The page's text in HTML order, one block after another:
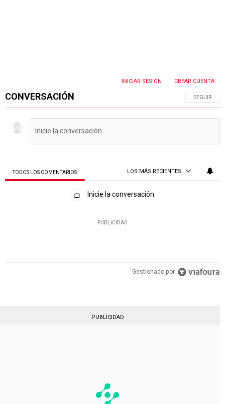
CONVERSACIÓN SIGA ESTA
SEGUIR
INICIAR SESIÓN | CREAR CUENTA
TODOS LOS COMENTARIOS LOS MÁS RECIENTES
Todos los comentarios
Inicie la conversación
PUBLICIDAD
Gestionado por
PUBLICIDAD